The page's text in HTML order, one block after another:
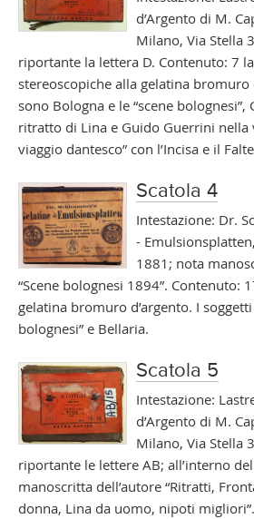
d’Argento di M.
Milano, Via Stella
riportante la lettera D. Contenuto: 7
stereoscopiche alla gelatina bromuro
sono Bologna e le “scene bolognesi”,
ritratto di Lina e Guido Guerrini nella
viaggio dantesco” con l’Incisa e il
Scatola 4
Intestazione: Dr.
-
1881; nota
“Scene bolognesi 1894”. Contenuto:
gelatina bromuro d’argento. I
bolognesi” e Bellaria.
Scatola 5
Intestazione:
d’Argento di M.
Milano, Via Stella
riportante le lettere AB; all’interno
manoscritta dell’autore “Ritratti,
donna, Lina da uomo, nipoti